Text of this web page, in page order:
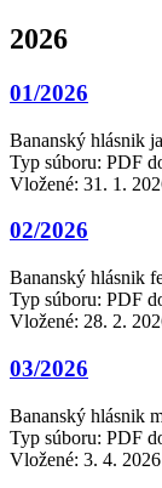
2026
01/2026
Bananský hlásnik
Typ súboru: PDF
Vložené: 31. 1.
02/2026
Bananský hlásnik
Typ súboru: PDF
Vložené: 28. 2.
03/2026
Bananský hlásnik
Typ súboru: PDF
Vložené: 3. 4. 2026